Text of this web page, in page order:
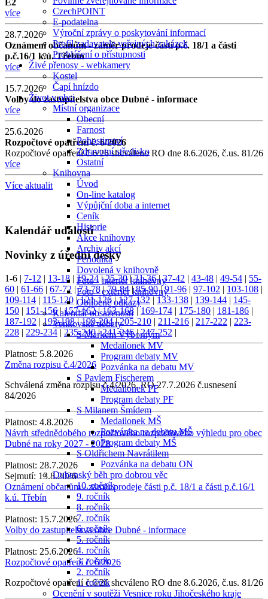
CzechPOINT
E-podatelna
Výroční zprávy o poskytování informací
Profil zadavatele veřejných zakázek
Prohlášení o přístupnosti
Živé přenosy - webkamery
Kostel
Čapí hnízdo
Život v obci
Místní organizace
Obecní
Farnost
Pohostinství
Zdravotní středisko
Ostatní
Knihovna
Úvod
On-line katalog
Výpůjční doba a internet
Ceník
Historie
Akce knihovny
Archiv akcí
Periodika
Dovolená v knihovně
Foto - interiér knihovny
Foto - exteriér knihovny
Oblíbené odkazy
Kalendář obsazenosti
Venkovské debaty
S Markem Výborným
Medailonek MV
Program debaty MV
Pozvánka na debatu MV
S Pavlem Fischerem
Medailonek PF
Program debaty PF
S Milanem Šmídem
Medailonek MŠ
Pozvánka na debatu MŠ
Program debaty MŠ
S Oldřichem Navrátilem
Pozvánka na debatu ON
Dubenský běh pro dobrou věc
10. ročník
9. ročník
8. ročník
7. ročník
6. ročník
5. ročník
4. ročník
3. ročník
2. ročník
1. ročník
Ocenění v soutěži Vesnice roku Jihočeského kraje
E2
více
28.7.2026
Oznámení občanům - záměr prodeje části p.č. 18/1 a části
p.č.16/1 k.ú. Třebín
více
15.7.2026
Volby do zastupitelstva obce Dubné - informace
více
25.6.2026
Rozpočtové opatření č. 6/2026
Rozpočtové opatření č.6/26 shcváleno RO dne 8.6.2026, č.us. 81/26
více
Více aktualit
Kalendář událostí
Novinky z úřední desky
1-6 | 7-12 | 13-18 | 19-24 |25-30|31-36|37-42 | 43-48 | 49-54 | 55-
60 | 61-66 | 67-72 |73-78|79-84|85-90|91-96 | 97-102 | 103-108 |
109-114 | 115-120 |121-126|127-132 | 133-138 | 139-144 | 145-
150 | 151-156|157-162|163-168 | 169-174 | 175-180 | 181-186 |
187-192 |193-198|199-204|205-210 | 211-216 | 217-222 | 223-
228 | 229-234 | 235-240|241-246|247-252 |
Platnost: 5.8.2026
Změna rozpisu č.4/2026
Schválená změna rozpisu č.4/2026, RO 27.7.2026 č.usnesení
84/2026
Platnost: 4.8.2026
Návrh střednědobého rozpočtového rozpočtového výhledu pro obec
Dubné na roky 2027 - 2028
Platnost: 28.7.2026
Sejmutí: 13.8.2026
Oznámení občanům - záměr prodeje části p.č. 18/1 a části p.č.16/1
k.ú. Třebín
Platnost: 15.7.2026
Volby do zastupitelstva obce Dubné - informace
Platnost: 25.6.2026
Rozpočtové opatření č. 6/2026
Rozpočtové opatření č.6/26 shcváleno RO dne 8.6.2026, č.us. 81/26